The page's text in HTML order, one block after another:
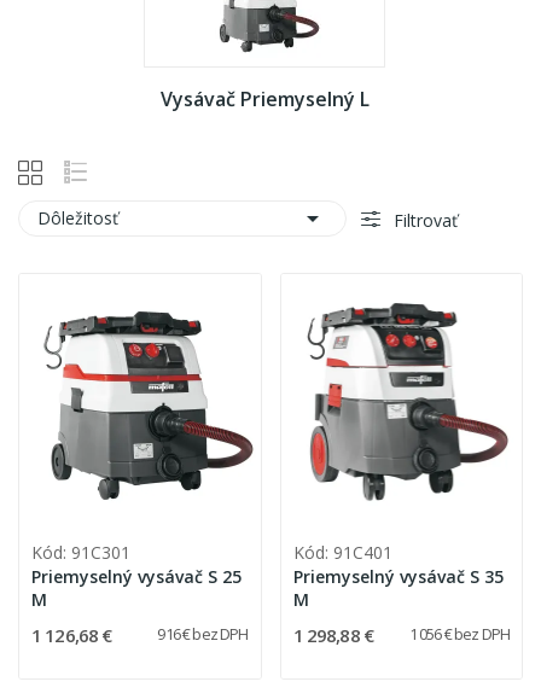
Vysávač Priemyselný L
Dôležitosť  Filtrovať
Kód: 91C301
Priemyselný vysávač S 25
M
1 126,68 € 916 € bez DPH
Kód: 91C401
Priemyselný vysávač S 35
M
1 298,88 € 1 056 € bez DPH